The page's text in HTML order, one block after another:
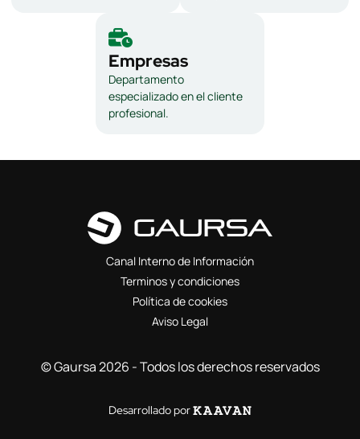
Empresas
Departamento
especializado en el cliente
profesional.
Canal Interno de Información
Terminos y condiciones
Política de cookies
Aviso Legal
© Gaursa 2026 - Todos los derechos reservados
Desarrollado por